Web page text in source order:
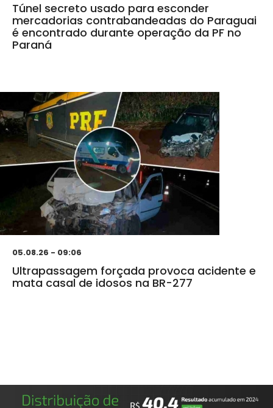
Túnel secreto usado para esconder
mercadorias contrabandeadas do Paraguai
é encontrado durante operação da PF no
Paraná
05.08.26 - 09:06
Ultrapassagem forçada provoca acidente e
mata casal de idosos na BR-277